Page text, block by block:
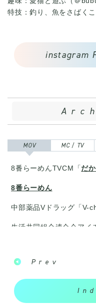
特技：釣り、魚をさばくこ
instagram
MOV MC / TV
8番らーめんTVCM「だ
8番らーめん
中部薬品Vドラッグ「V-
生活共同組合連合会アイ
Prev